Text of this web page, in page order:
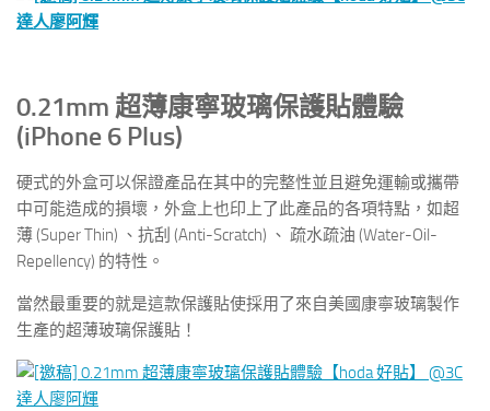
0.21mm 超薄康寧玻璃保護貼體驗
(iPhone 6 Plus)
硬式的外盒可以保證產品在其中的完整性並且避免運輸或攜帶
中可能造成的損壞，外盒上也印上了此產品的各項特點，如超
薄 (Super Thin) 、抗刮 (Anti-Scratch) 、 疏水疏油 (Water-Oil-
Repellency) 的特性。
當然最重要的就是這款保護貼使採用了來自美國康寧玻璃製作
生產的超薄玻璃保護貼！